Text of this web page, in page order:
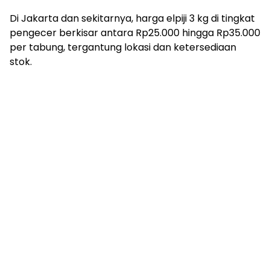
Di Jakarta dan sekitarnya, harga elpiji 3 kg di tingkat
pengecer berkisar antara Rp25.000 hingga Rp35.000
per tabung, tergantung lokasi dan ketersediaan
stok.